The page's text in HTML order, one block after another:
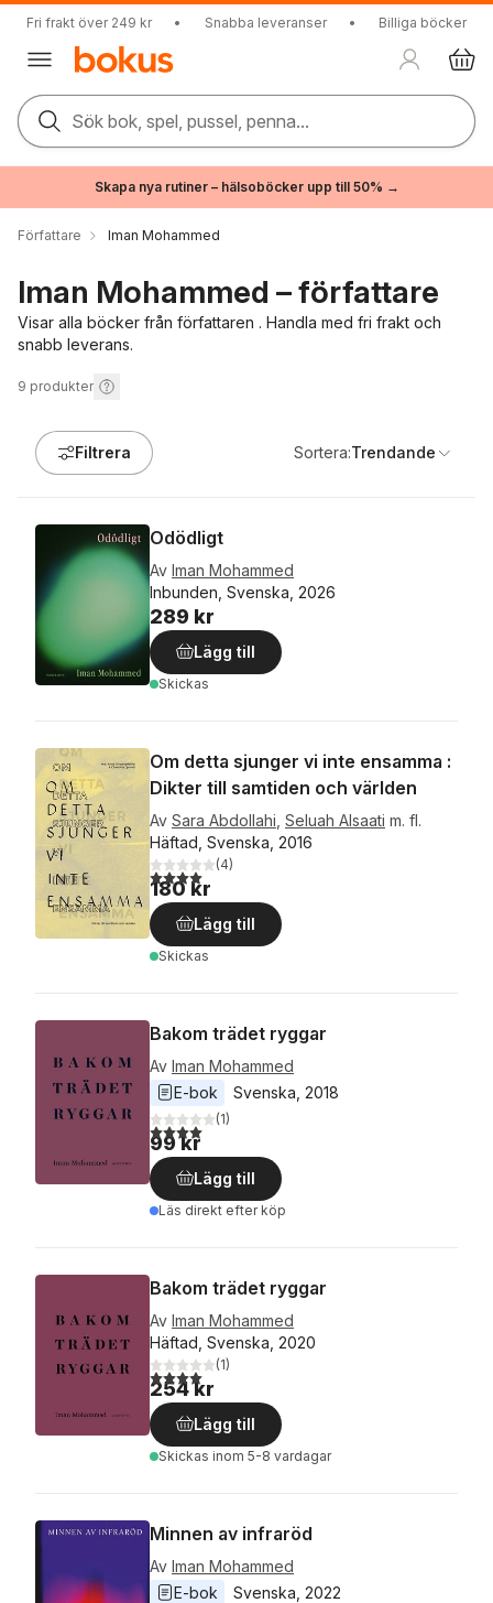
Fri frakt över 249 kr • Snabba leveranser • Billiga böcker
Sök bok, spel, pussel, penna...
Skapa nya rutiner – hälsoböcker upp till 50% →
Författare Iman Mohammed
Iman Mohammed – författare
Visar alla böcker från författaren . Handla med fri frakt och
snabb leverans.
9 produkter
Filtrera Sortera:Trendande
Odödligt
Av Iman Mohammed
Inbunden, Svenska, 2026
289 kr
Lägg till
Skickas
Om detta sjunger vi inte ensamma :
Dikter till samtiden och världen
Av Sara Abdollahi Seluah Alsaati m. fl.
Häftad, Svenska, 2016
4,0utav 5 stjärnor. Totalt antal röster:
(4)
180 kr
Lägg till
Skickas
Bakom trädet ryggar
Av Iman Mohammed
E-bok
Svenska 2018
4,0utav 5 stjärnor. Totalt antal röster:
(1)
99 kr
Lägg till
Läs direkt efter köp
Bakom trädet ryggar
Av Iman Mohammed
Häftad, Svenska, 2020
4,0utav 5 stjärnor. Totalt antal röster:
(1)
254 kr
Lägg till
Skickas inom 5-8 vardagar
Minnen av infraröd
Av Iman Mohammed
E-bok
Svenska 2022